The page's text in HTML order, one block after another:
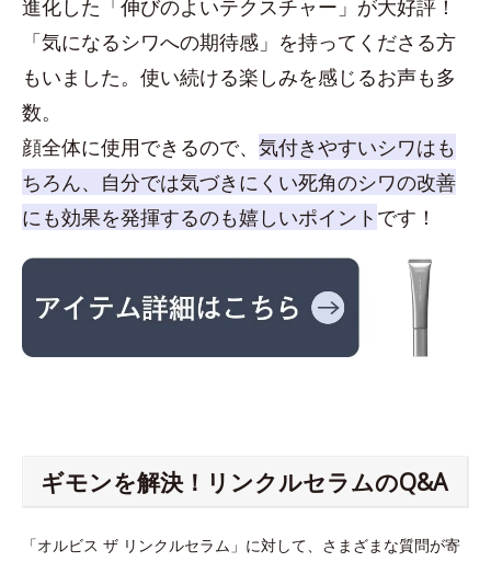
進化した「伸びのよいテクスチャー」が大好評！
「気になるシワへの期待感」を持ってくださる方
もいました。使い続ける楽しみを感じるお声も多
数。
顔全体に使用できるので、 気付きやすいシワはも
ちろん、自分では気づきにくい死角のシワの改善
にも効果を発揮するのも嬉しいポイント です！
ギモンを解決！リンクルセラムのQ&A
「オルビス ザ リンクルセラム」に対して、さまざまな質問が寄